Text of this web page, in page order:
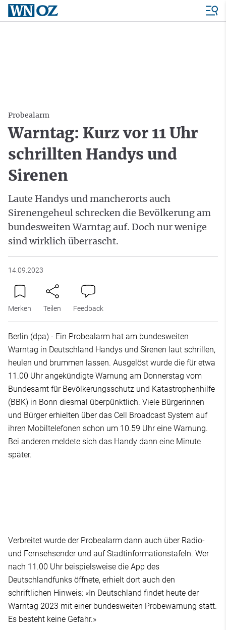
Probealarm
Warntag: Kurz vor 11 Uhr
schrillten Handys und
Sirenen
Laute Handys und mancherorts auch
Sirenengeheul schrecken die Bevölkerung am
bundesweiten Warntag auf. Doch nur wenige
sind wirklich überrascht.
14.09.2023
Merken Teilen Feedback
Berlin (dpa) - Ein Probealarm hat am bundesweiten
Warntag in Deutschland Handys und Sirenen laut schrillen,
heulen und brummen lassen. Ausgelöst wurde die für etwa
11.00 Uhr angekündigte Warnung am Donnerstag vom
Bundesamt für Bevölkerungsschutz und Katastrophenhilfe
(BBK) in Bonn diesmal überpünktlich. Viele Bürgerinnen
und Bürger erhielten über das Cell Broadcast System auf
ihren Mobiltelefonen schon um 10.59 Uhr eine Warnung.
Bei anderen meldete sich das Handy dann eine Minute
später.
Verbreitet wurde der Probealarm dann auch über Radio-
und Fernsehsender und auf Stadtinformationstafeln. Wer
nach 11.00 Uhr beispielsweise die App des
Deutschlandfunks öffnete, erhielt dort auch den
schriftlichen Hinweis: «In Deutschland findet heute der
Warntag 2023 mit einer bundesweiten Probewarnung statt.
Es besteht keine Gefahr.»